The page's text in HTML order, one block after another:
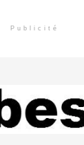
Publicité